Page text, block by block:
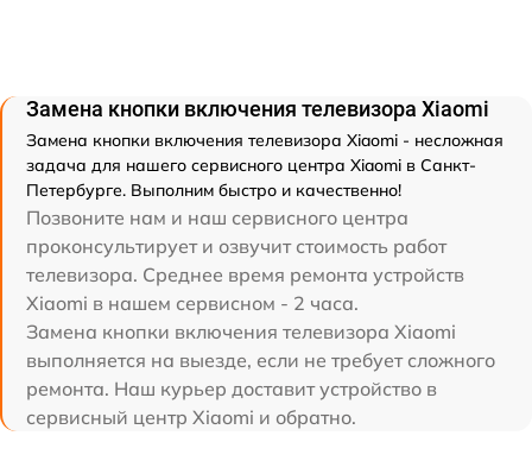
Замена кнопки включения телевизора Xiaomi
Замена кнопки включения телевизора Xiaomi - несложная
задача для нашего сервисного центра Xiaomi в Санкт-
Петербурге. Выполним быстро и качественно!
Позвоните нам и наш сервисного центра
проконсультирует и озвучит стоимость работ
телевизора. Среднее время ремонта устройств
Xiaomi в нашем сервисном - 2 часа.
Замена кнопки включения телевизора Xiaomi
выполняется на выезде, если не требует сложного
ремонта. Наш курьер доставит устройство в
сервисный центр Xiaomi и обратно.